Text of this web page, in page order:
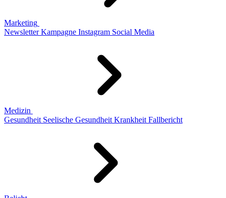
Marketing
Newsletter Kampagne Instagram Social Media
Medizin
Gesundheit Seelische Gesundheit Krankheit Fallbericht